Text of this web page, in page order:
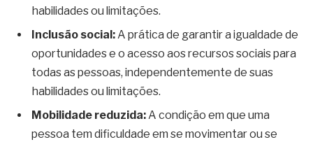
habilidades ou limitações.
Inclusão social:A prática de garantir a igualdade de
oportunidades e o acesso aos recursos sociais para
todas as pessoas, independentemente de suas
habilidades ou limitações.
Mobilidade reduzida:A condição em que uma
pessoa tem dificuldade em se movimentar ou se